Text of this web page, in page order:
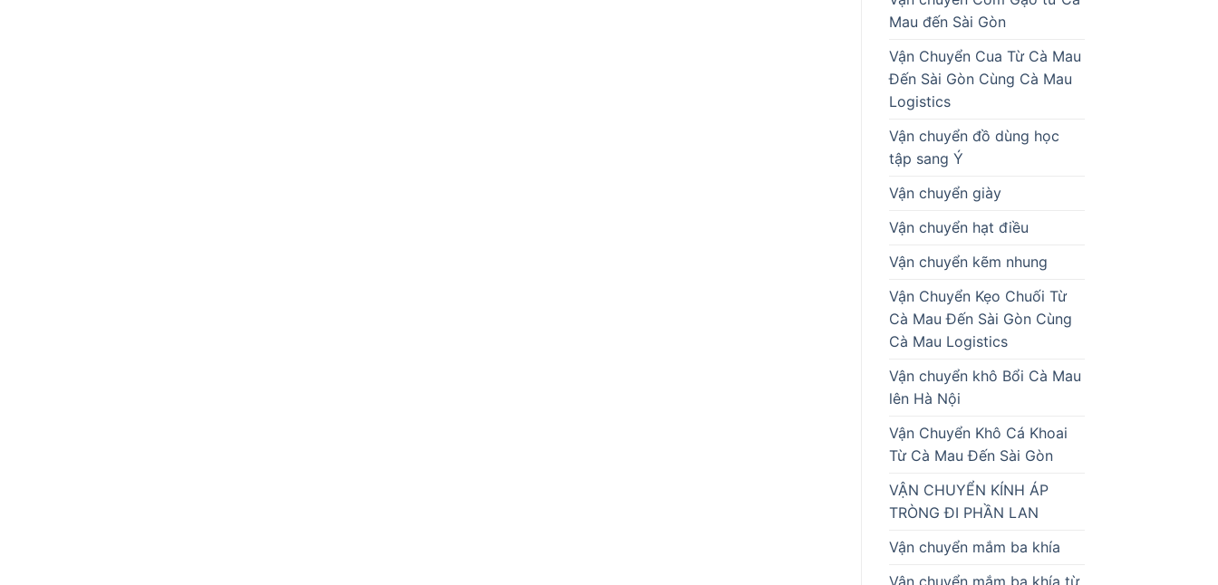
Mau đến Sài Gòn
Vận Chuyển Cua Từ Cà Mau
Đến Sài Gòn Cùng Cà Mau
Logistics
Vận chuyển đồ dùng học
tập sang Ý
Vận chuyển giày
Vận chuyển hạt điều
Vận chuyển kẽm nhung
Vận Chuyển Kẹo Chuối Từ
Cà Mau Đến Sài Gòn Cùng
Cà Mau Logistics
Vận chuyển khô Bổi Cà Mau
lên Hà Nội
Vận Chuyển Khô Cá Khoai
Từ Cà Mau Đến Sài Gòn
VẬN CHUYỂN KÍNH ÁP
TRÒNG ĐI PHẦN LAN
Vận chuyển mắm ba khía
Vận chuyển mắm ba khía từ